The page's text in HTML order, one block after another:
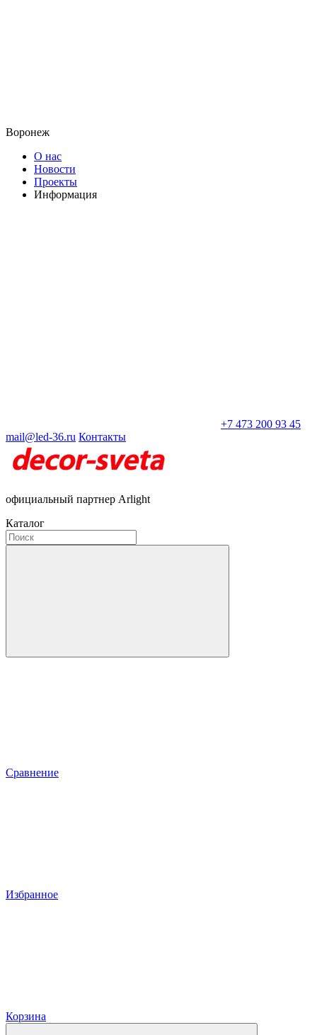
Воронеж
О нас
Новости
Проекты
Информация
+7 473 200 93 45
mail@led-36.ru Контакты
официальный партнер Arlight
Каталог
Сравнение
Избранное
Корзина